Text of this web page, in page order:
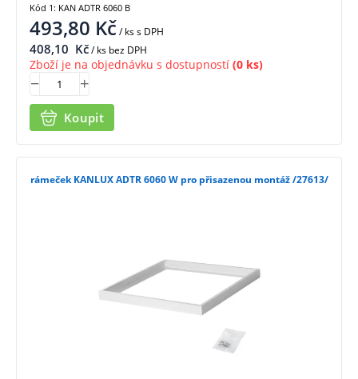
493,80 Kč/ kss DPH
408,10 Kč/ ks bez DPH
Zboží je na objednávku s dostupností (0 ks)
Koupit
Kód 1: KAN ADTR 6060 B
rámeček KANLUX ADTR 6060 W pro přisazenou montáž /27613/